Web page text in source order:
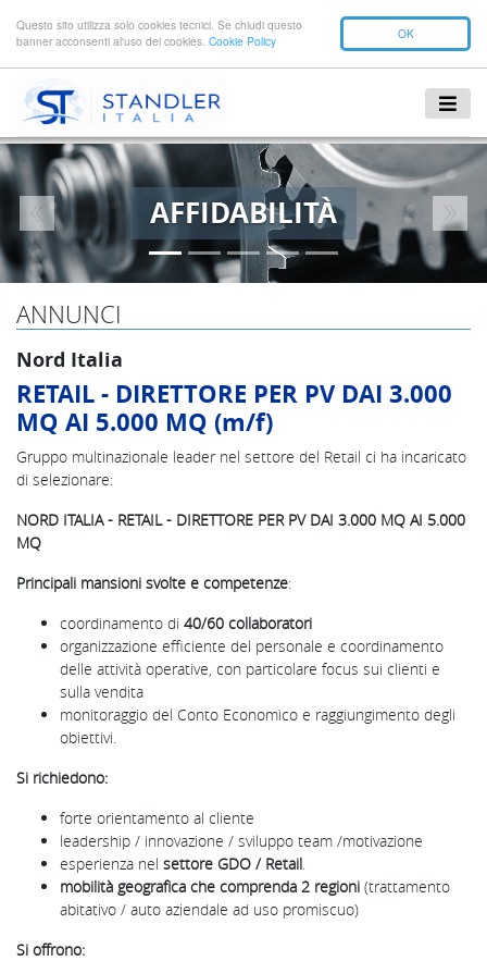
OK
Questo sito utilizza solo cookies tecnici. Se chiudi questo
banner acconsenti al'uso dei cookies. Cookie Policy
AFFIDABILITÀ
Previous Next
ANNUNCI
Nord Italia
RETAIL - DIRETTORE PER PV DAI 3.000
MQ AI 5.000 MQ (m/f)
Gruppo multinazionale leader nel settore del Retail ci ha incaricato
di selezionare:
NORD ITALIA - RETAIL - DIRETTORE PER PV DAI 3.000 MQ AI 5.000
MQ
Principali mansioni svolte e competenze:
coordinamento di 40/60 collaboratori
organizzazione efficiente del personale e coordinamento
delle attività operative, con particolare focus sui clienti e
sulla vendita
monitoraggio del Conto Economico e raggiungimento degli
obiettivi.
Si richiedono:
forte orientamento al cliente
leadership / innovazione / sviluppo team /motivazione
esperienza nel settore GDO / Retail
mobilità geografica che comprenda 2 regioni (trattamento
abitativo / auto aziendale ad uso promiscuo)
Si offrono: